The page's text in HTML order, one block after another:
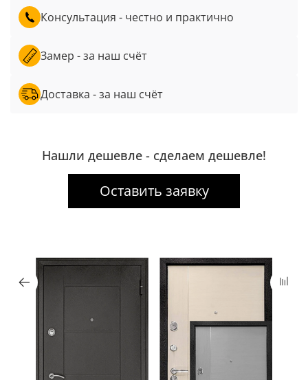
Консультация - честно и практично
Замер - за наш счёт
Доставка - за наш счёт
Нашли дешевле - сделаем дешевле!
Оставить заявку